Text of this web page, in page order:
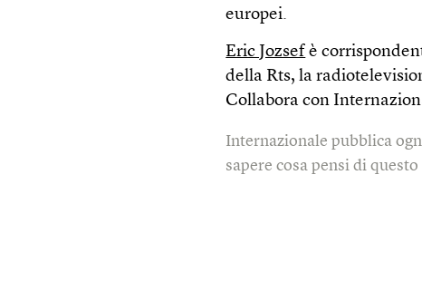
europei.
Eric Jozsef è
della Rts, la
Collabora con
Internazionale pubblica
sapere cosa pensi di